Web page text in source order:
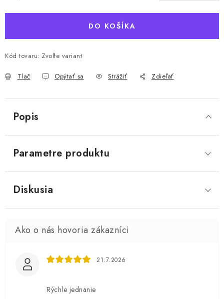
DO KOŠÍKA
Kód tovaru: Zvoľte variant
Tlač Opýtať sa Strážiť Zdieľať
Popis
Parametre produktu
Diskusia
21.7.2026
Rýchle jednanie